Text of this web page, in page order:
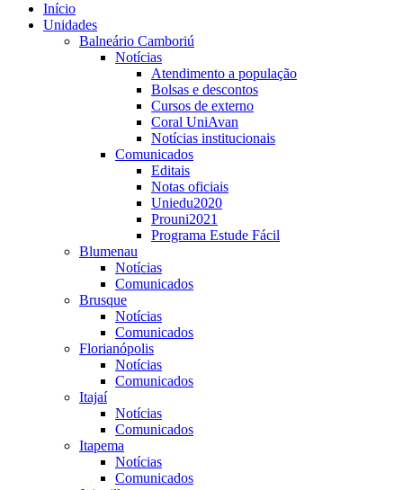
Início
Unidades
Balneário Camboriú
Notícias
Atendimento a população
Bolsas e descontos
Cursos de externo
Coral UniAvan
Notícias institucionais
Comunicados
Editais
Notas oficiais
Uniedu2020
Prouni2021
Programa Estude Fácil
Blumenau
Notícias
Comunicados
Brusque
Notícias
Comunicados
Florianópolis
Notícias
Comunicados
Itajaí
Notícias
Comunicados
Itapema
Notícias
Comunicados